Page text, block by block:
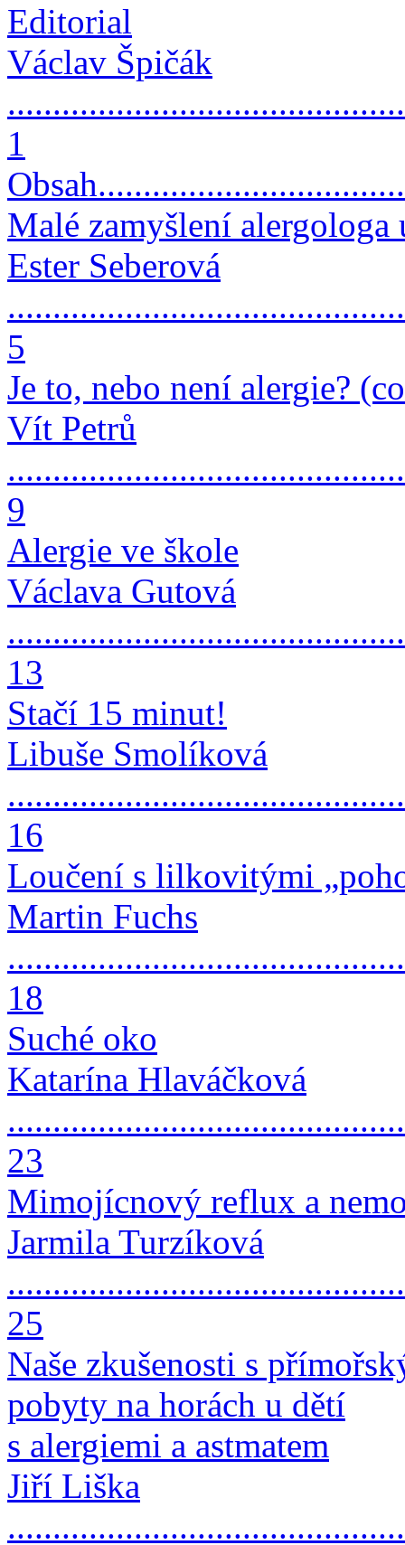
Editorial
Václav Špičák
1
Malé zamyšlení
Ester Seberová
5
Je to, nebo není alergie?
Vít Petrů
9
Alergie ve škole
Václava Gutová
13
Stačí 15 minut!
Libuše Smolíková
16
Loučení s lilkovitými
Martin Fuchs
18
Suché oko
Katarína Hlaváčková
23
Mimojícnový reflux a
Jarmila Turzíková
25
Naše zkušenosti s
pobyty na horách u dětí
s alergiemi a astmatem
Jiří Liška